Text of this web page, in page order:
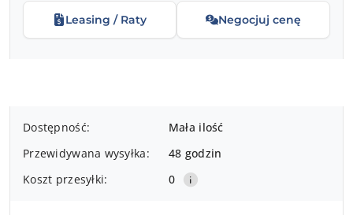
Leasing / Raty Negocjuj cenę
Dostępność
dostawa
Dostępność:
Mała ilość
Przewidywana wysyłka:
48 godzin
Koszt przesyłki:
0